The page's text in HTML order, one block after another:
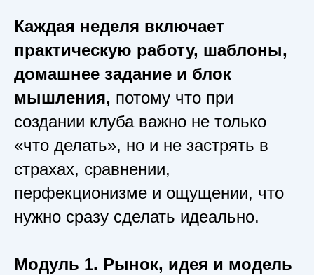
Каждая неделя включает
практическую работу, шаблоны,
домашнее задание и блок
мышления, потому что при
создании клуба важно не только
«что делать», но и не застрять в
страхах, сравнении,
перфекционизме и ощущении, что
нужно сразу сделать идеально.
Модуль 1. Рынок, идея и модель